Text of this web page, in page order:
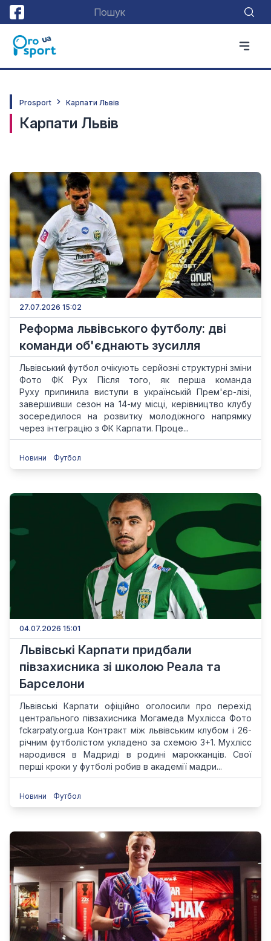
Prosport Карпати Львів
Карпати Львів
27.07.2026 15:02
Реформа львівського футболу: дві
команди об'єднають зусилля
Львівський футбол очікують серйозні структурні зміни
Фото ФК Рух Після того, як перша команда
Руху припинила виступи в українській Прем'єр-лізі,
завершивши сезон на 14-му місці, керівництво клубу
зосередилося на розвитку молодіжного напрямку
через інтеграцію з ФК Карпати. Проце...
Новини Футбол
04.07.2026 15:01
Львівські Карпати придбали
півзахисника зі школою Реала та
Барселони
Львівські Карпати офіційно оголосили про перехід
центрального півзахисника Могамеда Мухлісса Фото
fckarpaty.org.ua Контракт між львівським клубом і 26-
річним футболістом укладено за схемою 3+1. Мухлісс
народився в Мадриді в родині марокканців. Свої
перші кроки у футболі робив в академії мадри...
Новини Футбол